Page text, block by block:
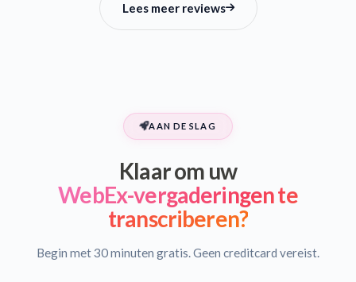
Lees meer reviews
AAN DE SLAG
Klaar om uw
WebEx-vergaderingen te
transcriberen?
Begin met 30 minuten gratis. Geen creditcard vereist.